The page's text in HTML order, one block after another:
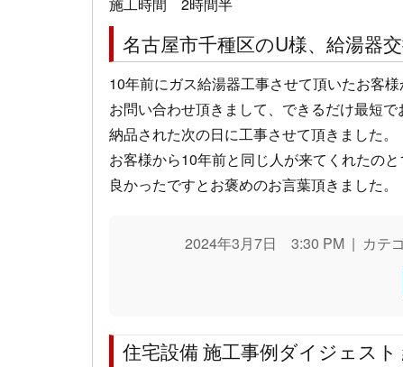
施工時間 2時間半
名古屋市千種区のU様、給湯器
10年前にガス給湯器工事させて頂いたお客
お問い合わせ頂きまして、できるだけ最短
納品された次の日に工事させて頂きました。
お客様から10年前と同じ人が来てくれたの
良かったですとお褒めのお言葉頂きました。
2024年3月7日 3:30 PM | カテゴ
住宅設備 施工事例ダイジェス